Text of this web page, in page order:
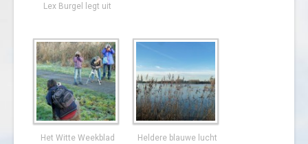
Lex Burgel legt uit
Het Witte Weekblad
Heldere blauwe lucht